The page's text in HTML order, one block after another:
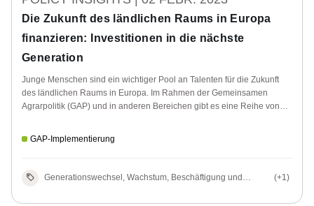
Die Zukunft des ländlichen Raums in Europa
finanzieren: Investitionen in die nächste
Generation
Junge Menschen sind ein wichtiger Pool an Talenten für die Zukunft
des ländlichen Raums in Europa. Im Rahmen der Gemeinsamen
Agrarpolitik (GAP) und in anderen Bereichen gibt es eine Reihe von
GAP-Implementierung
Generationswechsel, Wachstum, Beschäftigung und
(+1)